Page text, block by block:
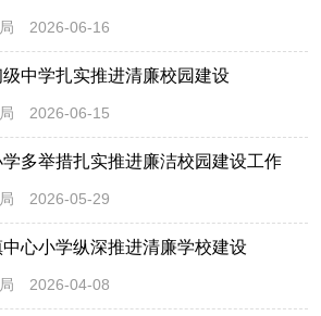
2026-06-16
中学扎实推进清廉校园建设
2026-06-15
多举措扎实推进廉洁校园建设工作
2026-05-29
心小学纵深推进清廉学校建设
2026-04-08